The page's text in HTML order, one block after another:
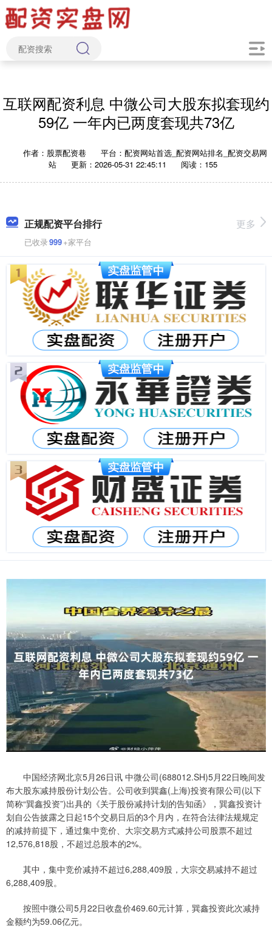
互联网配资利息 中微公司大股东拟套现约
59亿 一年内已两度套现共73亿
作者：股票配资巷
平台：配资网站首选_配资网站排名_配资交易网
站
更新：2026-05-31 22:45:11 阅读：155
正规配资平台排行
已收录999+家平台
更多
中国经济网北京5月26日讯 中微公司(688012.SH)5月22日晚间发
布大股东减持股份计划公告。公司收到巽鑫(上海)投资有限公司(以下
简称“巽鑫投资”)出具的《关于股份减持计划的告知函》，巽鑫投资计
划自公告披露之日起15个交易日后的3个月内，在符合法律法规规定
的减持前提下，通过集中竞价、大宗交易方式减持公司股票不超过
12,576,818股，不超过总股本的2%。
其中，集中竞价减持不超过6,288,409股，大宗交易减持不超过
6,288,409股。
按照中微公司5月22日收盘价469.60元计算，巽鑫投资此次减持
金额约为59.06亿元。